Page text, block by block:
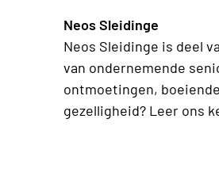
Neos Sleidinge
Neos Sleidinge is deel
van ondernemende
ontmoetingen,
gezelligheid? Leer ons